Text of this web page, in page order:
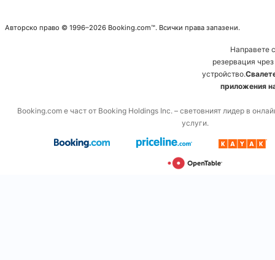
Авторско право © 1996–2026 Booking.com™. Всички права запазени.
Направете
резервация
устройство.
приложения
Booking.com е част от Booking Holdings Inc. – световният лидер в
услуги.